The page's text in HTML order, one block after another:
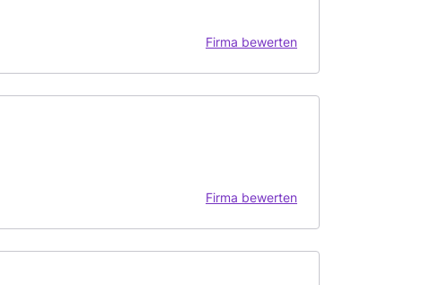
Firma bewerten
Firma bewerten